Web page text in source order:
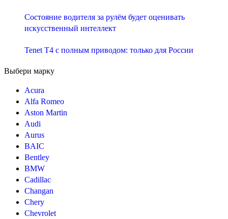
Состояние водителя за рулём будет оценивать
искусственный интеллект
Tenet T4 с полным приводом: только для России
Выбери марку
Acura
Alfa Romeo
Aston Martin
Audi
Aurus
BAIC
Bentley
BMW
Cadillac
Changan
Chery
Chevrolet